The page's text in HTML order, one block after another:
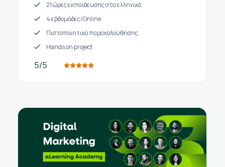
21 ώρες εκπαίδευσης στα ελληνικά
4 εβδομάδες/Online
Πιστοποιητικό παρακολούθησης
Hands on project
5/5